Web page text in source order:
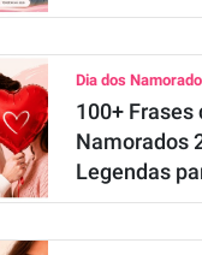
Dia dos
100+ Frases
Namorados
Legendas